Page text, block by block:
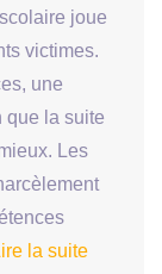
joue
victimes.
une
que la suite
Les
la suite